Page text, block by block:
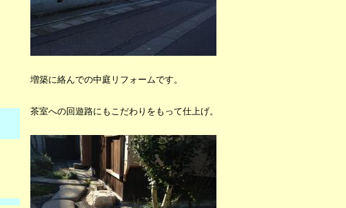
増築に絡んでの中庭リフォームです。
茶室への回遊路にもこだわりをもって仕上げ。